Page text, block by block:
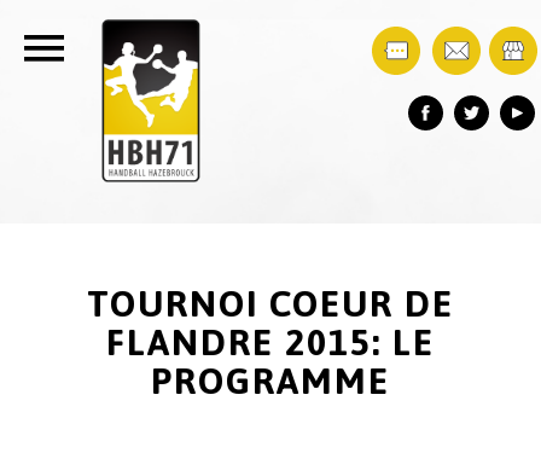
TOURNOI COEUR DE
FLANDRE 2015: LE
PROGRAMME